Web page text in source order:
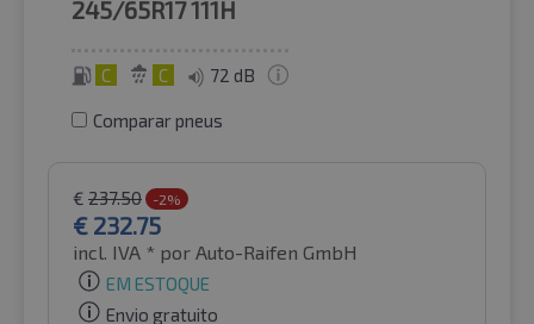
245/65R17111H
C C 72 dB
Comparar pneus
€ 237.50 -2%
€ 232.75
incl. IVA * por Auto-Raifen GmbH
EM ESTOQUE
Envio gratuito